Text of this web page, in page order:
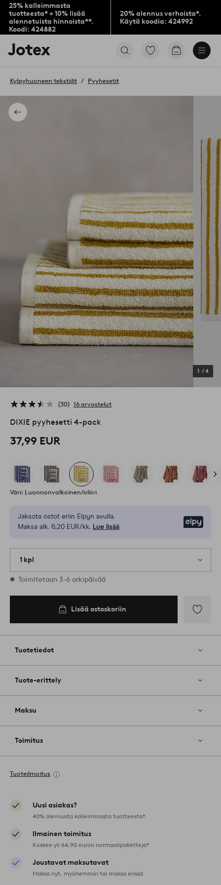
25% kalleimmasta
tuotteesta* + 10% lisää
alennetuista hinnoista**.
Koodi: 424882
20% alennus verhoista*.
Käytä koodia: 424992
Jotex-
logo
aloitussivulle
Siirry
Siirry
Takaisin
Kylpyhuoneen tekstiilit Pyyhesetit
1 /4
30 16 arvostelut
DIXIE pyyhesetti 4-pack
37,99 EUR
Väri: Luonnonvalkoinen/oliivi
Jaksota ostot eriin Elpyn avulla.
Maksa alk. 6,20 EUR/kk. Lue lisää
1 kpl
Varastossa
Toimitetaan 3-6 arkipäivää
Lisää ostoskoriin
Tuotetiedot
Tuote-erittely
Maksu
Toimitus
Tuoteilmoitus
Uusi asiakas?
40% alennusta kalleimmasta tuotteesta*
Ilmainen toimitus
Koskee yli 64,90 euron normaalipaketteja*
Joustavat maksutavat
Maksa nyt, myöhemmin tai maksa erissä